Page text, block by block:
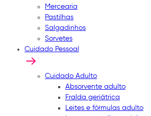
Mercearia
Pastilhas
Salgadinhos
Sorvetes
Cuidado Pessoal
Cuidado Adulto
Absorvente adulto
Fralda geriátrica
Leites e fórmulas adulto